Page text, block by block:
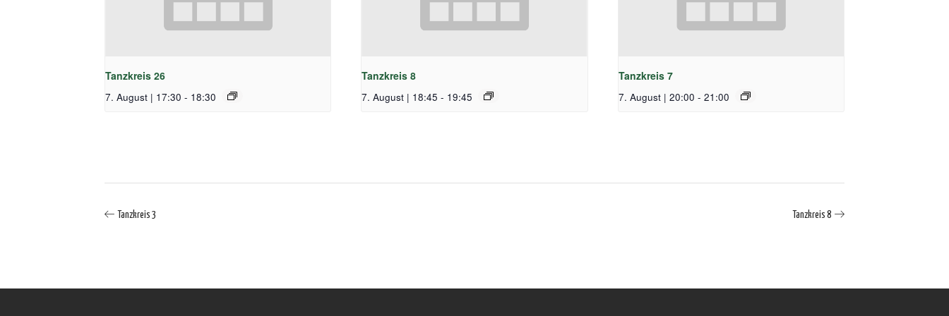
Tanzkreis 26
7. August | 17:30 - 18:30
Tanzkreis 8
7. August | 18:45 - 19:45
Tanzkreis 7
7. August | 20:00 - 21:00
Tanzkreis 3 Tanzkreis 8